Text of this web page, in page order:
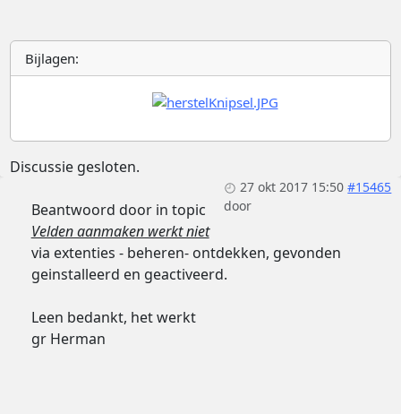
Bijlagen:
Discussie gesloten.
27 okt 2017 15:50 #15465
door
Beantwoord door in topic
Velden aanmaken werkt niet
via extenties - beheren- ontdekken, gevonden
geinstalleerd en geactiveerd.
Leen bedankt, het werkt
gr Herman